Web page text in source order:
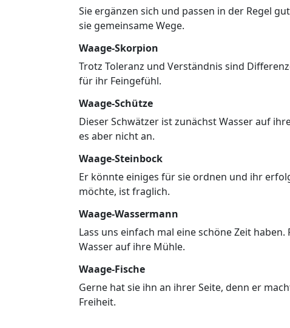
Sie ergänzen sich und passen in der Regel
sie gemeinsame Wege.
Waage-Skorpion
Trotz Toleranz und Verständnis sind
für ihr Feingefühl.
Waage-Schütze
Dieser Schwätzer ist zunächst Wasser auf
es aber nicht an.
Waage-Steinbock
Er könnte einiges für sie ordnen und ihr
möchte, ist fraglich.
Waage-Wassermann
Lass uns einfach mal eine schöne Zeit
Wasser auf ihre Mühle.
Waage-Fische
Gerne hat sie ihn an ihrer Seite, denn er
Freiheit.